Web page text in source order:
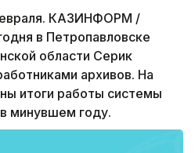
КАЗИНФОРМ /
в Петропавловске
области Серик
архивов. На
итоги работы системы
минувшем году.